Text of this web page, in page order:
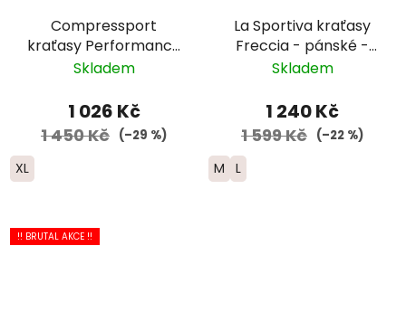
Compressport
kraťasy Performance
Short 2025 - pánské -
Skladem
1 026 Kč
1 450 Kč (–29 %)
XL
La Sportiva kraťasy
Freccia - pánské -
žlutá
Skladem
1 240 Kč
1 599 Kč (–22 %)
M L
!! BRUTAL AKCE !!